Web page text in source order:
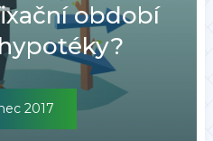
období
2017